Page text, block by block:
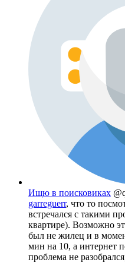
Ищю в поисковиках
garreguerr, что то
встречался с такими
квартире). Возможно
был не жилец и в
мин на 10, а интернет
проблема не